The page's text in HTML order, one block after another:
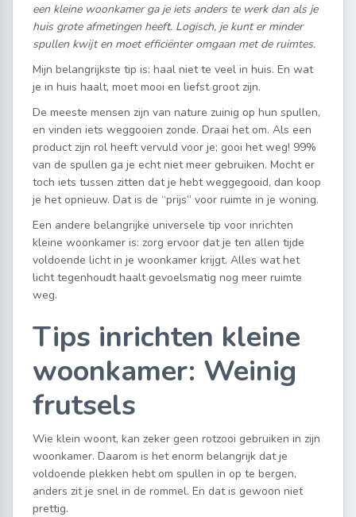
een kleine woonkamer ga je iets anders te werk dan als je
huis grote afmetingen heeft. Logisch, je kunt er minder
spullen kwijt en moet efficiënter omgaan met de ruimtes.
Mijn belangrijkste tip is: haal niet te veel in huis. En wat
je in huis haalt, moet mooi en liefst groot zijn.
De meeste mensen zijn van nature zuinig op hun spullen,
en vinden iets weggooien zonde. Draai het om. Als een
product zijn rol heeft vervuld voor je; gooi het weg! 99%
van de spullen ga je echt niet meer gebruiken. Mocht er
toch iets tussen zitten dat je hebt weggegooid, dan koop
je het opnieuw. Dat is de “prijs” voor ruimte in je woning.
Een andere belangrijke universele tip voor inrichten
kleine woonkamer is: zorg ervoor dat je ten allen tijde
voldoende licht in je woonkamer krijgt. Alles wat het
licht tegenhoudt haalt gevoelsmatig nog meer ruimte
weg.
Tips inrichten kleine
woonkamer: Weinig
frutsels
Wie klein woont, kan zeker geen rotzooi gebruiken in zijn
woonkamer. Daarom is het enorm belangrijk dat je
voldoende plekken hebt om spullen in op te bergen,
anders zit je snel in de rommel. En dat is gewoon niet
prettig.